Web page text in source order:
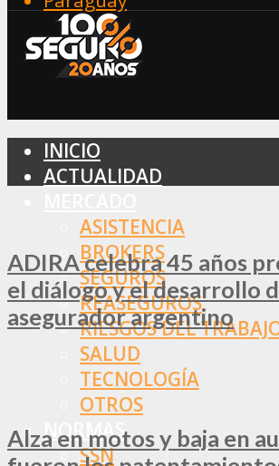
INICIO
ACTUALIDAD
ASISTENCIA
BROKERS
SEGUROS
REASEGUROS
RIESGOS DEL
SALUD
TECNOLOGÍA
OTROS
NORMAS
SSN
ADIRA celebra 45 años
el diálogo y el desarrollo
asegurador argentino
Alza en motos y baja en